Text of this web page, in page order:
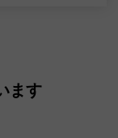
ます